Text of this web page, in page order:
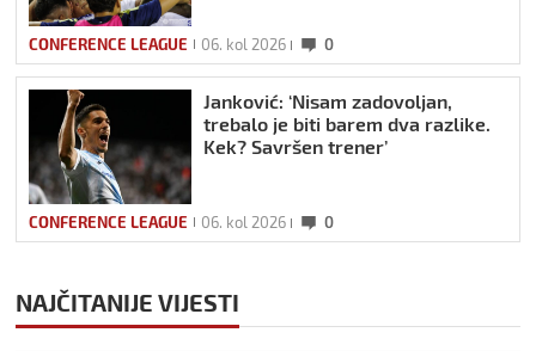
CONFERENCE LEAGUE 06. kol 2026 0
Janković: ‘Nisam zadovoljan,
trebalo je biti barem dva razlike.
Kek? Savršen trener’
CONFERENCE LEAGUE 06. kol 2026 0
NAJČITANIJE VIJESTI